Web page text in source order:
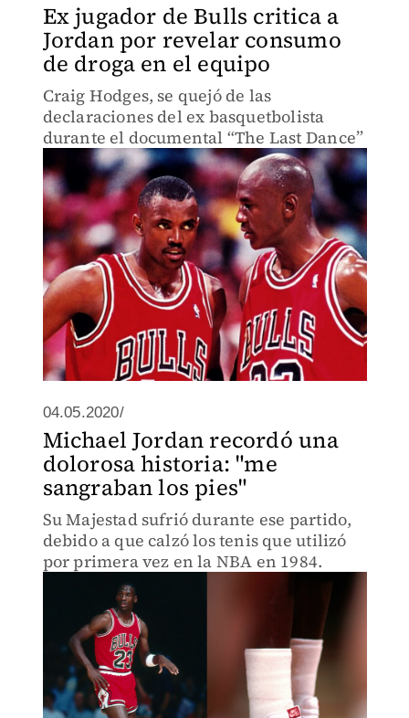
Ex jugador de Bulls critica a
Jordan por revelar consumo
de droga en el equipo
Craig Hodges, se quejó de las
declaraciones del ex basquetbolista
durante el documental “The Last Dance”
04.05.2020/
Michael Jordan recordó una
dolorosa historia: "me
sangraban los pies"
Su Majestad sufrió durante ese partido,
debido a que calzó los tenis que utilizó
por primera vez en la NBA en 1984.